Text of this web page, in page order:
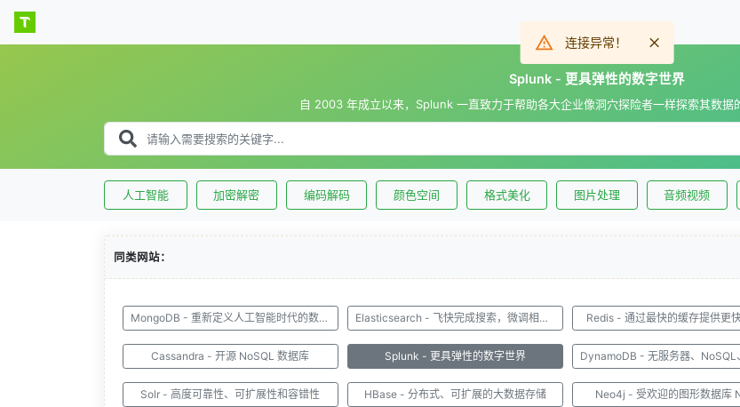
Splunk - 更具弹性的数字世界
自 2003 年成立以来，Splunk 一直致力于帮助各大企业像洞穴探险者一样探索其数据
人工智能 加密解密 编码解码 颜色空间 格式美化 图片处理 音频视频
同类网站：
MongoDB - 重新定义人工智能时代的数据库 Elasticsearch - 飞快完成搜索，微调相关性 Redis - 通过最快的缓存提供更
Cassandra - 开源 NoSQL 数据库 Splunk - 更具弹性的数字世界
Solr - 高度可靠性、可扩展性和容错性 HBase - 分布式、可扩展的大数据存储 Neo4j - 受欢迎的图形数据库
连接异常！